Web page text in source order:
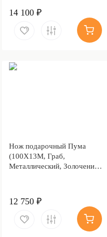
14 100 ₽
Нож подарочный Пума
(100Х13М, Граб,
Металлический, Золочение
12 750 ₽